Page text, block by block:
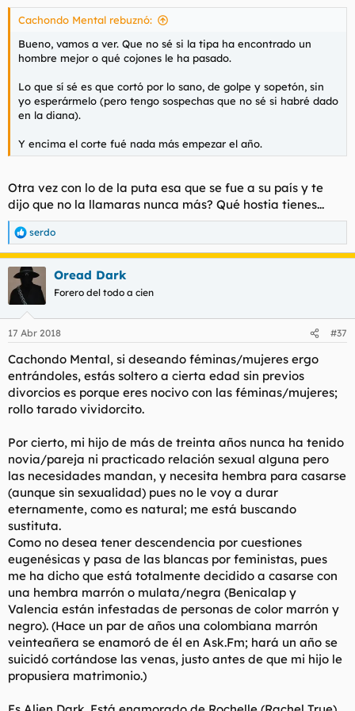
s
Cachondo Mental rebuznó:
Bueno, vamos a ver. Que no sé si la tipa ha encontrado un
hombre mejor o qué cojones le ha pasado.
Lo que sí sé es que cortó por lo sano, de golpe y sopetón, sin
yo esperármelo (pero tengo sospechas que no sé si habré dado
en la diana).
Y encima el corte fué nada más empezar el año.
Otra vez con lo de la puta esa que se fue a su país y te
dijo que no la llamaras nunca más? Qué hostia tienes...
R
e
a
c
c
e
:
serdo
Oread Dark
Forero del todo a cien
17 Abr 2018 #37
Cachondo Mental, si deseando féminas/mujeres ergo
entrándoles, estás soltero a cierta edad sin previos
divorcios es porque eres nocivo con las féminas/mujeres;
rollo tarado vividorcito.
Por cierto, mi hijo de más de treinta años nunca ha tenido
novia/pareja ni practicado relación sexual alguna pero
las necesidades mandan, y necesita hembra para casarse
(aunque sin sexualidad) pues no le voy a durar
eternamente, como es natural; me está buscando
sustituta.
Como no desea tener descendencia por cuestiones
eugenésicas y pasa de las blancas por feministas, pues
me ha dicho que está totalmente decidido a casarse con
una hembra marrón o mulata/negra (Benicalap y
Valencia están infestadas de personas de color marrón y
negro). (Hace un par de años una colombiana marrón
veinteañera se enamoró de él en Ask.Fm; hará un año se
suicidó cortándose las venas, justo antes de que mi hijo le
propusiera matrimonio.)